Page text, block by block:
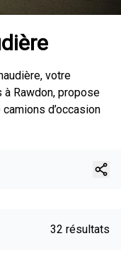
votre
Rawdon, propose
d’occasion
32 résultats